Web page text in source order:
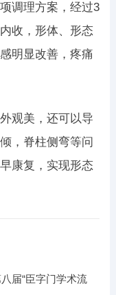
调理方案，经过3
收，形体、形态
明显改善，疼痛
观美，还可以导
，脊柱侧弯等问
康复，实现形态
届“臣字门学术流